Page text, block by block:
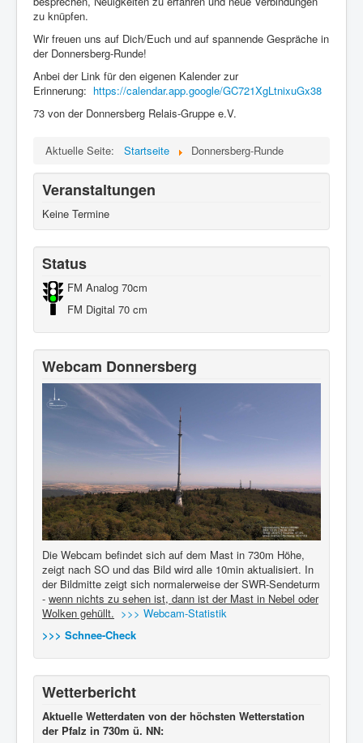
zu knüpfen.
Wir freuen uns auf Dich/Euch und auf spannende Gespräche in
der Donnersberg-Runde!
Anbei der Link für den eigenen Kalender zur
Erinnerung: https://calendar.app.google/GC721XgLtnixuGx38
73 von der Donnersberg Relais-Gruppe e.V.
Aktuelle Seite: Startseite Donnersberg-Runde
Veranstaltungen
Keine Termine
Status
FM Analog 70cm
FM Digital 70 cm
Webcam Donnersberg
Die Webcam befindet sich auf dem Mast in 730m Höhe,
zeigt nach SO und das Bild wird alle 10min aktualisiert. In
der Bildmitte zeigt sich normalerweise der SWR-Sendeturm
- wenn nichts zu sehen ist, dann ist der Mast in Nebel oder
Wolken gehüllt. >>> Webcam-Statistik
>>> Schnee-Check
Wetterbericht
Aktuelle Wetterdaten von der höchsten Wetterstation
der Pfalz in 730m ü. NN: